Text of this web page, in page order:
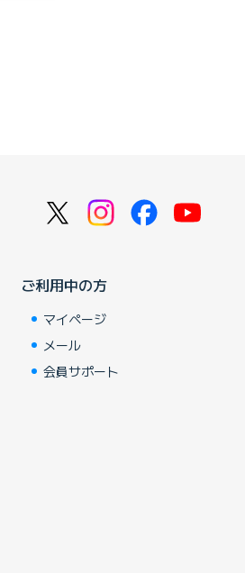
ご利用中の方
マイページ
メール
会員サポート